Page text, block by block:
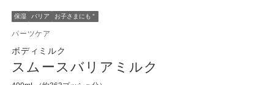
保湿 バリア お子さまにも ＊
パーツケア
ボディミルク
スムースバリアミルク